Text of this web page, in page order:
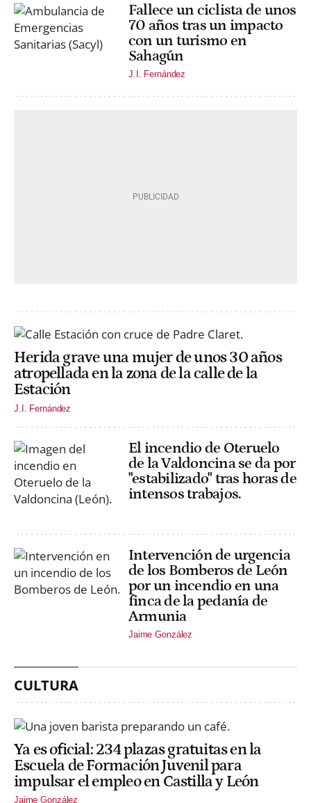
Fallece un ciclista de unos
70 años tras un impacto
con un turismo en
Sahagún
J.I. Fernández
Herida grave una mujer de unos 30 años
atropellada en la zona de la calle de la
Estación
J.I. Fernández
El incendio de Oteruelo
de la Valdoncina se da por
"estabilizado" tras horas de
intensos trabajos.
Intervención de urgencia
de los Bomberos de León
por un incendio en una
finca de la pedanía de
Armunia
Jaime González
CULTURA
Ya es oficial: 234 plazas gratuitas en la
Escuela de Formación Juvenil para
impulsar el empleo en Castilla y León
Jaime González